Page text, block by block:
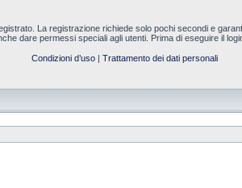
La registrazione richiede solo pochi secondi e
dare permessi speciali agli utenti. Prima di eseguire il
Condizioni d’uso | Trattamento dei dati personali